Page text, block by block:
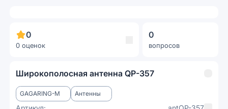
0
0 оценок
0
вопросов
Широкополосная антенна QP-357
GAGARING-M Антенны